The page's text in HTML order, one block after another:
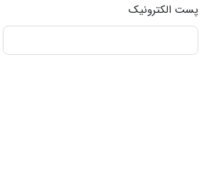
پست الکترونیک